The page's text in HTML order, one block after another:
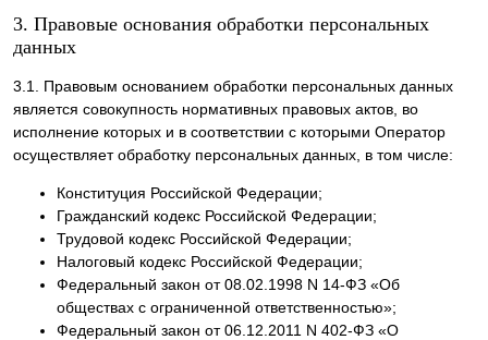
3. Правовые основания обработки персональных
данных
3.1. Правовым основанием обработки персональных данных
является совокупность нормативных правовых актов, во
исполнение которых и в соответствии с которыми Оператор
осуществляет обработку персональных данных, в том числе:
Конституция Российской Федерации;
Гражданский кодекс Российской Федерации;
Трудовой кодекс Российской Федерации;
Налоговый кодекс Российской Федерации;
Федеральный закон от 08.02.1998 N 14-ФЗ «Об
обществах с ограниченной ответственностью»;
Федеральный закон от 06.12.2011 N 402-ФЗ «О